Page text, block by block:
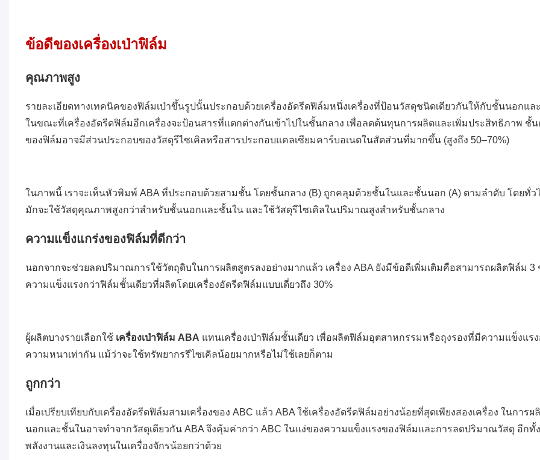
ข้อดีของเครื่องเป่าฟิล์ม
คุณภาพสูง
รายละเอียดทางเทคนิคของฟิล์มเป่าขึ้นรูปนั้นประกอบด้วยเครื่องอัดรีดฟิล์มหนึ่งเครื่องที่ป้อนวัสดุชนิดเดียวกันให้กับชั้นนอกแล
ในขณะที่เครื่องอัดรีดฟิล์มอีกเครื่องจะป้อนสารที่แตกต่างกันเข้าไปในชั้นกลาง เพื่อลดต้นทุนการผลิตและเพิ่มประสิทธิภาพ ชั้น
ของฟิล์มอาจมีส่วนประกอบของวัสดุรีไซเคิลหรือสารประกอบแคลเซียมคาร์บอเนตในสัดส่วนที่มากขึ้น (สูงถึง 50–70%)
ในภาพนี้ เราจะเห็นหัวพิมพ์ ABA ที่ประกอบด้วยสามชั้น โดยชั้นกลาง (B) ถูกคลุมด้วยชั้นในและชั้นนอก (A) ตามลำดับ โดยทั่ว
มักจะใช้วัสดุคุณภาพสูงกว่าสำหรับชั้นนอกและชั้นใน และใช้วัสดุรีไซเคิลในปริมาณสูงสำหรับชั้นกลาง
ความแข็งแกร่งของฟิล์มที่ดีกว่า
นอกจากจะช่วยลดปริมาณการใช้วัตถุดิบในการผลิตสูตรลงอย่างมากแล้ว เครื่อง ABA ยังมีข้อดีเพิ่มเติมคือสามารถผลิตฟิล์ม 3
ความแข็งแรงกว่าฟิล์มชั้นเดียวที่ผลิตโดยเครื่องอัดรีดฟิล์มแบบเดี่ยวถึง 30%
ผู้ผลิตบางรายเลือกใช้ เครื่องเป่าฟิล์ม ABA แทนเครื่องเป่าฟิล์มชั้นเดียว เพื่อผลิตฟิล์มอุตสาหกรรมหรือถุงรองที่มีความแข็งแร
ความหนาเท่ากัน แม้ว่าจะใช้ทรัพยากรรีไซเคิลน้อยมากหรือไม่ใช้เลยก็ตาม
ถูกกว่า
เมื่อเปรียบเทียบกับเครื่องอัดรีดฟิล์มสามเครื่องของ ABC แล้ว ABA ใช้เครื่องอัดรีดฟิล์มอย่างน้อยที่สุดเพียงสองเครื่อง ในการ
นอกและชั้นในอาจทำจากวัสดุเดียวกัน ABA จึงคุ้มค่ากว่า ABC ในแง่ของความแข็งแรงของฟิล์มและการลดปริมาณวัสดุ อีกทั้
พลังงานและเงินลงทุนในเครื่องจักรน้อยกว่าด้วย